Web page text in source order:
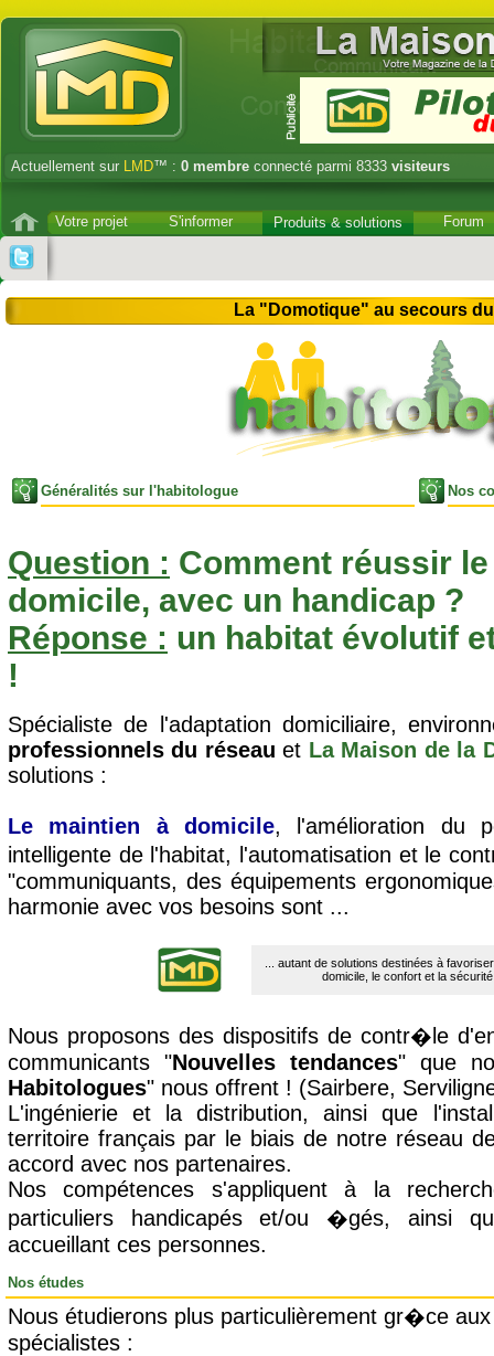
Actuellement sur LMD™ : 0 membre connecté parmi 8333 visiteurs
Votre projet S'informer Produits & solutions Forum
La "Domotique" au secours
Généralités sur l'habitologue Nos
Question : Comment réussir
domicile, avec un handicap ?
Réponse : un habitat évolutif
!
Spécialiste de l'adaptation domiciliaire,
professionnels du réseau et La Maison de la
solutions :
Le maintien à domicile, l'amélioration du
intelligente de l'habitat, l'automatisation et le
"communiquants, des équipements
harmonie avec vos besoins sont ...
... autant de solutions destinées à
domicile, le confort et la
Nous proposons des dispositifs de contr�le
communicants "Nouvelles tendances" que
Habitologues" nous offrent ! (Sairbere,
L'ingénierie et la distribution, ainsi que
territoire français par le biais de notre réseau
accord avec nos partenaires.
Nos compétences s'appliquent à la
particuliers handicapés et/ou �gés, ainsi
accueillant ces personnes.
Nos études
Nous étudierons plus particulièrement gr�ce
spécialistes :